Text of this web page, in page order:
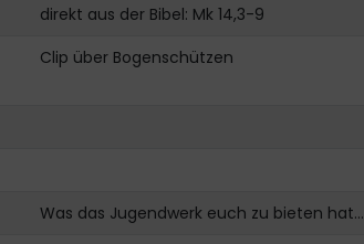
direkt aus der Bibel: Mk 14,3-9
Clip über Bogenschützen
Was das Jugendwerk euch zu bieten hat…